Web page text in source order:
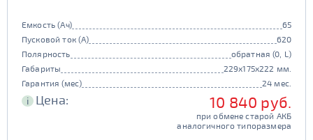
Емкость (Ач)
65
Пусковой ток (А)
620
Полярность
обратная (0, L)
Габариты
229x175x222 мм.
Гарантия (мес)
24 мес.
i Цена: 10 840 руб.
при обмене старой АКБ
аналогичного типоразмера